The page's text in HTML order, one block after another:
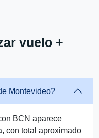
vuelo +
Montevideo?
BCN aparece
con total aproximado